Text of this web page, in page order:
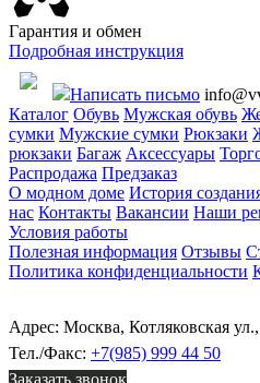
Гарантия и обмен
Подробная инструкция
Написать письмо
Каталог Обувь Мужская обувь
сумки Мужские сумки Рюкзаки
рюкзаки Багаж Аксессуары
Распродажа Предзаказ
О модном доме История
нас Контакты Вакансии Наши
Условия работы
Полезная информация Отзывы
Политика конфиденциальности
Адрес: Москва, Котляковская
Тел./Факс: +7(985) 999 44 50